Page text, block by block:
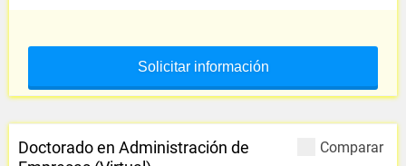
Solicitar información
Comparar
Doctorado en Administración de